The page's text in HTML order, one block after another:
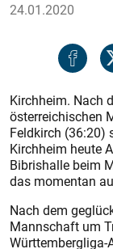
24.01.2020
Kirchheim. Nach
österreichischen
Feldkirch (36:20)
Kirchheim heute
Bibrishalle beim
das momentan
Nach dem
Mannschaft um
Württemberg­liga-